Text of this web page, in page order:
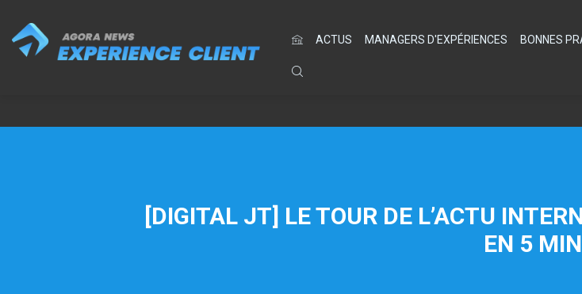
ACTUS MANAGERS D'EXPÉRIENCES BONNES
[DIGITAL JT] LE TOUR DE L’ACTU
EN 5 MIN